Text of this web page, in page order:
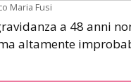
Maria Fusi
a 48 anni
altamente